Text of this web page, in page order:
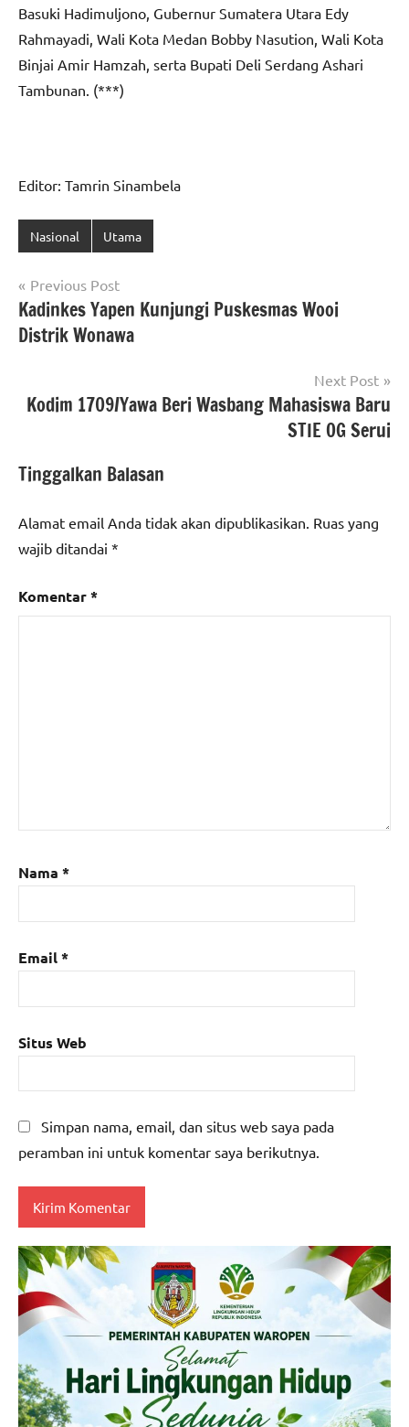
Basuki Hadimuljono, Gubernur Sumatera Utara Edy
Rahmayadi, Wali Kota Medan Bobby Nasution, Wali Kota
Binjai Amir Hamzah, serta Bupati Deli Serdang Ashari
Tambunan. (***)
Editor: Tamrin Sinambela
Nasional Utama
Navigasi
pos
Previous Post
Kadinkes Yapen Kunjungi Puskesmas Wooi
Distrik Wonawa
Next Post
Kodim 1709/Yawa Beri Wasbang Mahasiswa Baru
STIE OG Serui
Tinggalkan Balasan
Alamat email Anda tidak akan dipublikasikan. Ruas yang
wajib ditandai *
Komentar*
Nama *
Email*
Situs Web
Simpan nama, email, dan situs web saya pada
peramban ini untuk komentar saya berikutnya.